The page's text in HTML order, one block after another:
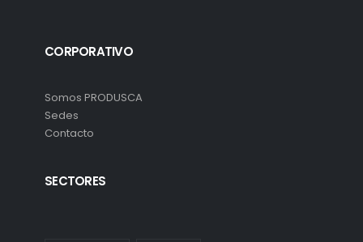
CORPORATIVO
Somos PRODUSCA
Sedes
Contacto
SECTORES